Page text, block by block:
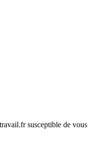
susceptible de vous